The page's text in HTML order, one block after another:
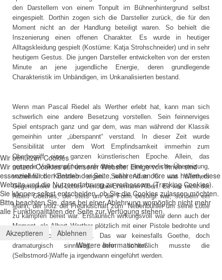
den Darstellern von einem Tonpult im Bühnenhintergrund selbst
eingespielt. Dorthin zogen sich die Darsteller zurück, die für den
Moment nicht an der Handlung beteiligt waren. So behielt die
Inszenierung einen offenen Charakter. Es wurde in heutiger
Alltagskleidung gespielt (Kostüme: Katja Strohschneider) und in sehr
heutigem Gestus. Die jungen Darsteller entwickelten von der ersten
Minute an jene jugendliche Energie, deren grundlegende
Charakteristik im Unbändigen, im Unkanalisierten bestand.
Wenn man Pascal Riedel als Werther erlebt hat, kann man sich
schwerlich eine andere Besetzung vorstellen. Sein feinnerviges
Spiel entsprach ganz und gar dem, was man während der Klassik
gemeinhin unter „überspannt“ verstand. In dieser Zeit wurde
Sensibilität unter dem Wort Empfindsamkeit immerhin zum
Oberbegriff einer ganzen künstlerischen Epoche. Allein, das
gesunde Volksempfinden sah darin eher eine nervliche Überreizung,
vornehmlich Künstlern eigen. Sohel Altan G. war Werthers
Gegenspieler und Lottes Verlobter/Ehemann Albert. Es war nicht der
Albert Goethes, der stets um die Form besorgt war, sondern ein
Mann, der trotz der Freundschaft zum Nebenbuhler um seine Lotte
zu kämpfen bereit war. Erstaunlich wirkungsvoll war denn auch der
Moment, als Albert Werther plötzlich mit einer Pistole bedrohte und
in seine Schranken wies. Das war keinesfalls Goethe, doch
dramaturgisch sinnfällig, denn schließlich musste die
(Selbstmord-)Waffe ja irgendwann eingeführt werden.
Wir benutzen Cookies
Wir nutzen Cookies auf unserer Website. Einige von ihnen sind
essenziell für den Betrieb der Seite, während andere uns helfen, diese
Website und die Nutzererfahrung zu verbessern (Tracking Cookies).
Sie können selbst entscheiden, ob Sie die Cookies zulassen möchten.
Bitte beachten Sie, dass bei einer Ablehnung womöglich nicht mehr
alle Funktionalitäten der Seite zur Verfügung stehen.
Akzeptieren
Ablehnen
Weitere Informationen